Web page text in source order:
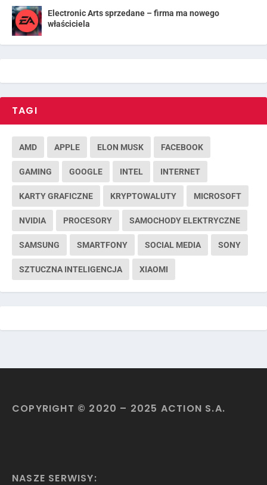
Electronic Arts sprzedane – firma ma nowego
właściciela
TAGI
AMD APPLE ELON MUSK FACEBOOK
GAMING GOOGLE INTEL INTERNET
KARTY GRAFICZNE KRYPTOWALUTY MICROSOFT
NVIDIA PROCESORY SAMOCHODY ELEKTRYCZNE
SAMSUNG SMARTFONY SOCIAL MEDIA SONY
SZTUCZNA INTELIGENCJA XIAOMI
COPYRIGHT © 2020 – 2025 ACTION S.A.
NASZE SERWISY: